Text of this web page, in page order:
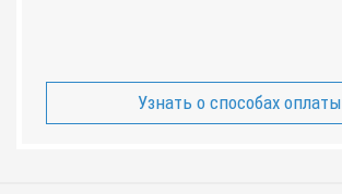
Узнать о способах оплаты